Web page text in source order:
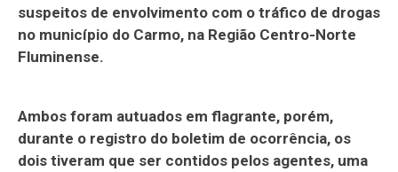
suspeitos de envolvimento com o tráfico de drogas
no município do Carmo, na Região Centro-Norte
Fluminense.
Ambos foram autuados em flagrante, porém,
durante o registro do boletim de ocorrência, os
dois tiveram que ser contidos pelos agentes, uma